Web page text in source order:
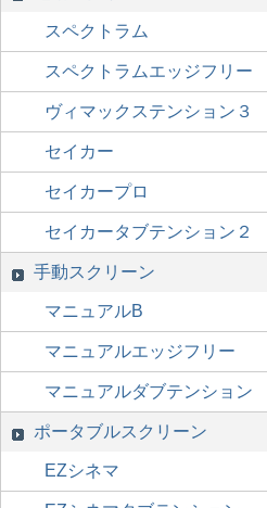
スペクトラム
スペクトラムエッジフリー
ヴィマックステンション３
セイカー
セイカープロ
セイカータブテンション２
手動スクリーン
マニュアルB
マニュアルエッジフリー
マニュアルダブテンション
ポータブルスクリーン
EZシネマ